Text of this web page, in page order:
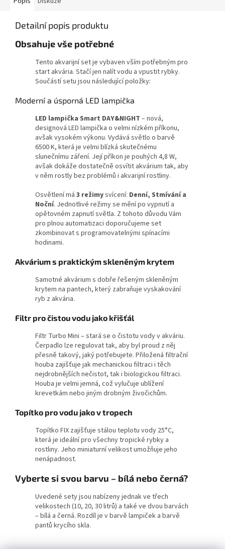
Detailní popis produktu
Obsahuje vše potřebné
Tento akvarijní set je vybaven vším potřebným pro
start akvária. Stačí jen nalít vodu a vpustit rybky.
Součástí setu jsou následující položky:
Moderní a úsporná LED lampička
LED lampička Smart DAY&NIGHT – nová,
designová LED lampička o velmi nízkém příkonu,
avšak vysokém výkonu. Vydává světlo o barvě
6500 K, která je velmi blízká skutečnému
slunečnímu záření. Její příkon je pouhých 4,8 W,
avšak dokáže dostatečně osvítit akvárium tak, aby
v něm rostly bez problémů i akvarijní rostliny.
Osvětlení má 3 režimysvícení: Denní, Stmívání a
Noční. Jednotlivé režimy se mění po vypnutí a
opětovném zapnutí světla. Z tohoto důvodu Vám
pro plnou automatizaci doporučujeme set
zkombinovat s programovatelnými spínacími
hodinami.
Akvárium s praktickým skleněným krytem
Samotné akvárium s dobře řešeným skleněným
krytem na pantech, který zabraňuje vyskakování
ryb z akvária.
Filtr pro čistou vodu jako křišťál
Filtr Turbo Mini – stará se o čistotu vody v akváriu.
Čerpadlo lze regulovat tak, aby byl proud z něj
přesně takový, jaký potřebujete. Přiložená filtrační
houba zajišťuje jak mechanickou filtraci i těch
nejdrobnějších nečistot, tak i biologickou filtraci.
Houba je velmi jemná, což vylučuje ublížení
krevetkám nebo jiným drobným živočichům.
Topítko pro vodu jako v tropech
Topítko FIX zajišťuje stálou teplotu vody 25°C,
která je ideální pro všechny tropické rybky a
rostliny. Jeho miniaturní velikost umožňuje jeho
nenápadnost.
Vyberte si svou barvu – bílá nebo černá?
Uvedené sety jsou nabízeny jednak ve třech
velikostech (10, 20, 30 litrů) a také ve dvou barvách
– bílá a černá. Rozdíl je v barvě lampiček a barvě
pantů krycího skla.